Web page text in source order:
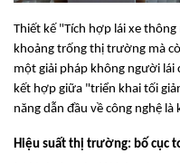
Thiết kế "Tích hợp lái xe
khoảng trống thị trường mà
một giải pháp không người
kết hợp giữa "triển khai tối
năng dẫn đầu về công nghệ là
Hiệu suất thị trường: bố cục